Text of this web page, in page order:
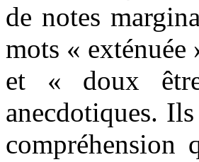
de notes
mots « exténuée
et « doux
anecdotiques.
compréhension